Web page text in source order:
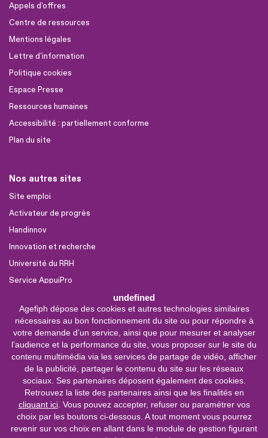
undefined
Agefiph dépose des cookies et autres technologies similaires
nécessaires au bon fonctionnement du site ou pour répondre à
votre demande d’un service, ainsi que pour mesurer et analyser
l’audience et la performance du site, vous proposer sur le site du
contenu multimédia via les services de partage de vidéo, afficher
de la publicité, partager le contenu du site sur les réseaux
sociaux. Ses partenaires déposent également des cookies.
Retrouvez la liste des partenaires ainsi que les finalités en
cliquant ici. Vous pouvez accepter, refuser ou paramétrer vos
choix par les boutons ci-dessous. A tout moment vous pourrez
revenir sur vos choix en allant dans le module de gestion figurant
Appels d'offres
Centre de ressources
Mentions légales
Lettre d'information
Politique cookies
Espace Presse
Ressources humaines
Accessibilité : partiellement conforme
Plan du site
Nos autres sites
Site emploi
Activateur de progrès
Handinnov
Innovation et recherche
Université du RRH
Service AppuiPro
Nous suivre
Youtube
Linkedin
Facebook
0 800 11 10 09
Service &
appel gratuits